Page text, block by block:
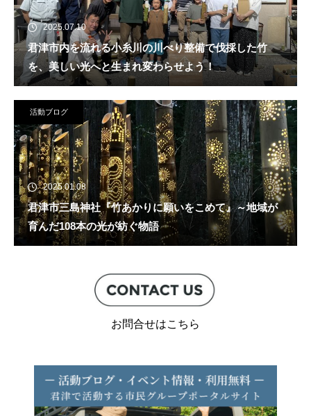
2025.07.10
君津市内を流れる小糸川の川べり整備で伐採した竹
を、美しい光へと生まれ変わらせよう！
活動ブログ
2025.01.08
君津市三島神社『竹あかりに願いをこめて』～地域が
育んだ108本の光が紡ぐ物語
お問合せはこちら